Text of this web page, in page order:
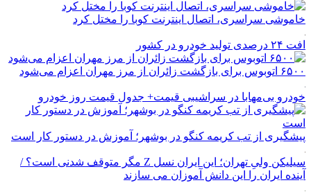
خاموشی سراسری، اتصال اینترنت کوبا را مختل کرد
افت ۲۴ درصدی تولید خودرو در کشور
۶۵۰۰ اتوبوس برای بازگشت زائران از مرز مهران اعزام می‌شود
خودرو بی‌مهابا در سراشیبی قیمت+ جدول قیمت روز خودرو
پیشگیری از تب کریمه کنگو در بوشهر؛ آموزش در دستور کار است
سیلیکن ولیِ تهران؛ این ایران نسل Z مگر متوقف شدنی است؟ /
آینده ایران را این دانش آموزان می سازند